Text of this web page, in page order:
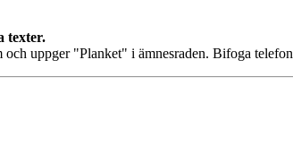
texter.
uppger "Planket" i ämnesraden. Bifoga